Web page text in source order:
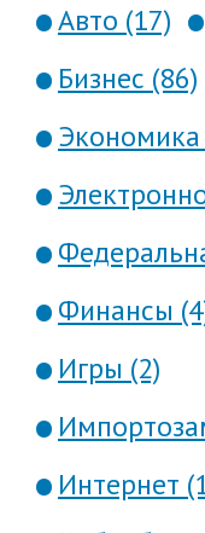
Авто (17)
Бизнес (86)
Экономика
Финансы
Игры (2)
Интернет